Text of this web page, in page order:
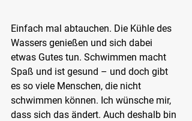
Einfach mal abtauchen. Die Kühle des
Wassers genießen und sich dabei
etwas Gutes tun. Schwimmen macht
Spaß und ist gesund – und doch gibt
es so viele Menschen, die nicht
schwimmen können. Ich wünsche mir,
dass sich das ändert. Auch deshalb bin